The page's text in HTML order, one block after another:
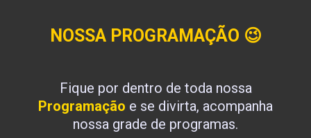
NOSSA PROGRAMAÇÃO 😉
Fique por dentro de toda nossa
Programação e se divirta, acompanha
nossa grade de programas.